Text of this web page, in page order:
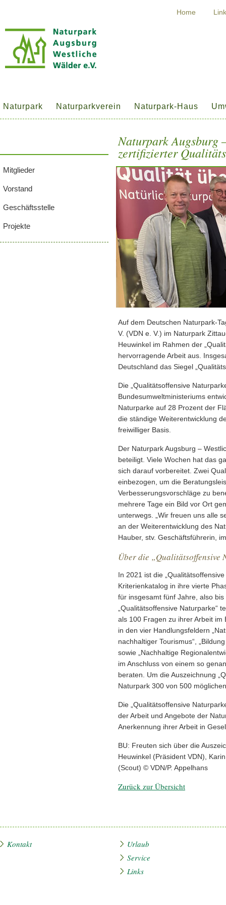
Home
Naturpark Naturparkverein Naturpark-Haus
Mitglieder
Vorstand
Geschäftsstelle
Projekte
Naturpark Augsburg
zertifizierter
Auf dem Deutschen Naturpark-
V. (VDN e. V.) im Naturpark
Heuwinkel im Rahmen der
hervorragende Arbeit aus.
Deutschland das Siegel
Die „Qualitätsoffensive
Bundesumweltministeriums
Naturparke auf 28 Prozent der
die ständige Weiterentwicklung
freiwilliger Basis.
Der Naturpark Augsburg –
beteiligt. Viele Wochen hat das
sich darauf vorbereitet. Zwei
einbezogen, um die
Verbesserungsvorschläge zu
mehrere Tage ein Bild vor Ort
unterwegs. „Wir freuen uns alle
an der Weiterentwicklung des
Hauber, stv. Geschäftsführerin,
Über die
In 2021 ist die
Kriterienkatalog in ihre vierte
für insgesamt fünf Jahre, also
„Qualitätsoffensive Naturparke“
als 100 Fragen zu ihrer Arbeit im
in den vier Handlungsfeldern
nachhaltiger Tourismus“,
sowie „Nachhaltige
im Anschluss von einem so
beraten. Um die Auszeichnung
Naturpark 300 von 500
Die „Qualitätsoffensive
der Arbeit und Angebote der
Anerkennung ihrer Arbeit in
BU: Freuten sich über die
Heuwinkel (Präsident VDN),
(Scout) © VDN/P. Appelhans
Zurück zur Übersicht
Kontakt
Urlaub
Service
Links